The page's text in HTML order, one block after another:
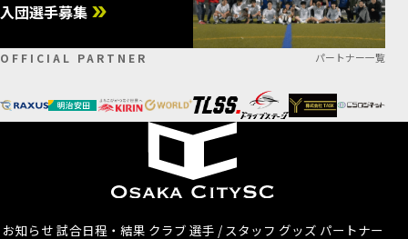
入団選手募集
OFFICIAL PARTNER パートナー一覧
お知らせ 試合日程・結果 クラブ 選手 / スタッフ グッズ パートナー